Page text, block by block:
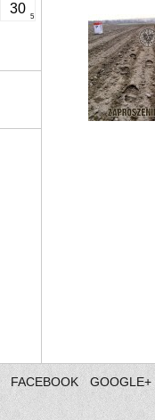
30
5
FACEBOOK GOOGLE+